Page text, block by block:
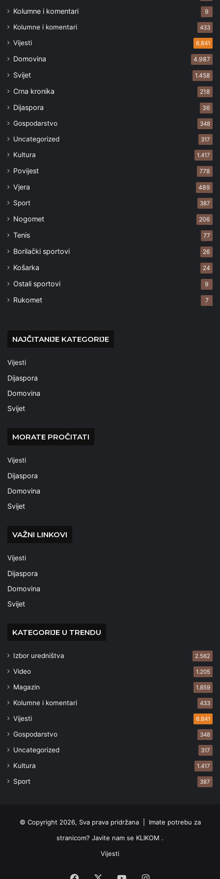
Kolumne i komentari 9
Kolumne i komentari 433
Vijesti 6.841
Domovina 4.987
Svijet 1.458
Crna kronika 218
Dijaspora 36
Gospodarstvo 348
Uncategorized 317
Kultura 1.417
Povijest 778
Vjera 489
Sport 387
Nogomet 206
Tenis 77
Borilački sportovi 26
Košarka 24
Ostali sportovi 9
Rukomet 7
NAJČITANIJE KATEGORIJE
Vijesti
Dijaspora
Domovina
Svijet
MORATE PROČITATI
Vijesti
Dijaspora
Domovina
Svijet
VAŽNI LINKOVI
Vijesti
Dijaspora
Domovina
Svijet
KATEGORIJE U TRENDU
Izbor uredništva 2.562
Video 1.205
Magazin 1.859
Kolumne i komentari 433
Vijesti 6.841
Gospodarstvo 348
Uncategorized 317
Kultura 1.417
Sport 387
© Copyright 2026, Sva prava pridržana | Imate potrebu za
stranicom? Javite nam se KLIKOM .
Vijesti